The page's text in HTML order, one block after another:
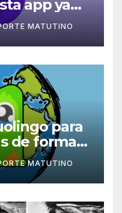
app ya
misMATUTINO
para
de forma
y divertida
MATUTINO